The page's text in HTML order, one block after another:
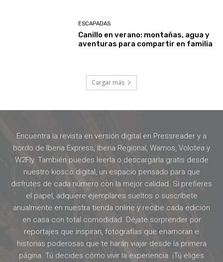
ESCAPADAS
Canillo en verano: montañas, agua y
aventuras para compartir en familia
Cargar más
Encuentra la revista en versión digital en Pressreader y a
bordo de Iberia Express, Iberia Regional, Wamos, Volotea y
W2Fly. También puedes leerla o descargarla gratis desde
nuestro kiosco digital, un espacio pensado para que
disfrutes de cada número con la mejor calidad. Si prefieres
el papel, adquiere ejemplares sueltos o suscríbete
anualmente en nuestra tienda online y recibe cada edición
en casa con total comodidad. Déjate sorprender por
reportajes que inspiran, fotografías que enamoran e
historias poderosas que te harán viajar desde la primera
página. Tú decides cómo vivir la experiencia. ¡Tú eliges